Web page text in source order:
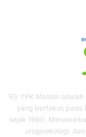
RS YPK Mandiri
yang berfokus pada
sejak 1960.
uroginekologi,